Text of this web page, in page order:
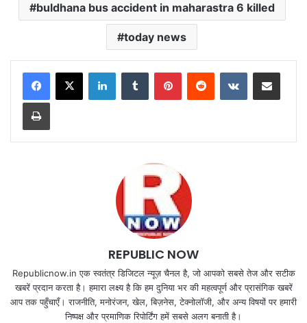
buldhana bus accident in maharastra 6 killed
today news
LinkedInTumblr PinterestReddit VKontakteShare via Email
Print
REPUBLIC NOW
Republicnow.in एक स्वतंत्र डिजिटल न्यूज़ चैनल है, जो आपको सबसे तेज और सटीक
खबरें प्रदान करता है। हमारा लक्ष्य है कि हम दुनिया भर की महत्वपूर्ण और प्रासंगिक खबरें
आप तक पहुँचाएँ। राजनीति, मनोरंजन, खेल, बिज़नेस, टेक्नोलॉजी, और अन्य विषयों पर हमारी
निष्पक्ष और प्रमाणिक रिपोर्टिंग हमें सबसे अलग बनाती है।